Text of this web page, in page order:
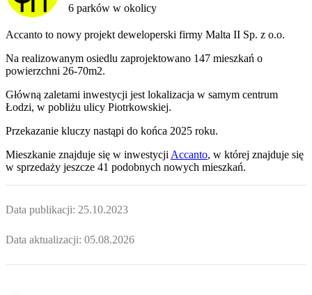
6 parków w okolicy
Accanto to nowy projekt deweloperski firmy Malta II Sp. z o.o.
Na realizowanym osiedlu zaprojektowano 147 mieszkań o
powierzchni 26-70m2.
Główną zaletami inwestycji jest lokalizacja w samym centrum
Łodzi, w pobliżu ulicy Piotrkowskiej.
Przekazanie kluczy nastąpi do końca 2025 roku.
Mieszkanie znajduje się w inwestycji Accanto, w której znajduje się
w sprzedaży jeszcze 41 podobnych nowych mieszkań.
Data publikacji: 25.10.2023
Data aktualizacji: 05.08.2026